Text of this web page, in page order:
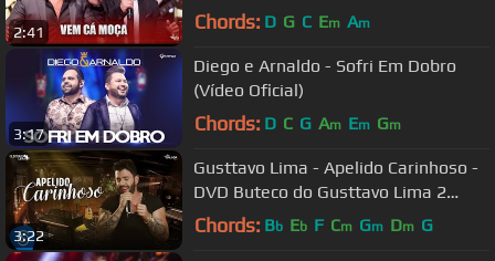
2:41 Chords: D G C Em Am
3:17
Diego e Arnaldo - Sofri Em Dobro
(Vídeo Oficial)
Chords: D C G Am Em Gm
3:22
Gusttavo Lima - Apelido Carinhoso -
DVD Buteco do Gusttavo Lima 2
(Vídeo Oficial)
Chords: Bb Eb F Cm Gm Dm G